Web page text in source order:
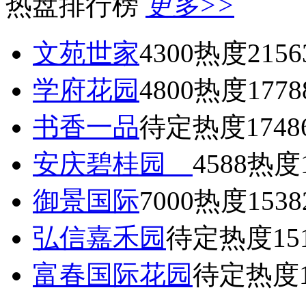
文苑世家4300热度
学府花园4800热度
书香一品待定热度
安庆碧桂园 4588热度
御景国际7000热度
弘信嘉禾园待定热度
富春国际花园待定热度